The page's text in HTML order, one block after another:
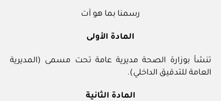
رسمنا بما هو آت
المادة الأولى
تنشأ بوزارة الصحة مديرية عامة تحت مسمى (المديرية
العامة للتدقيق الداخلي).
المادة الثانية